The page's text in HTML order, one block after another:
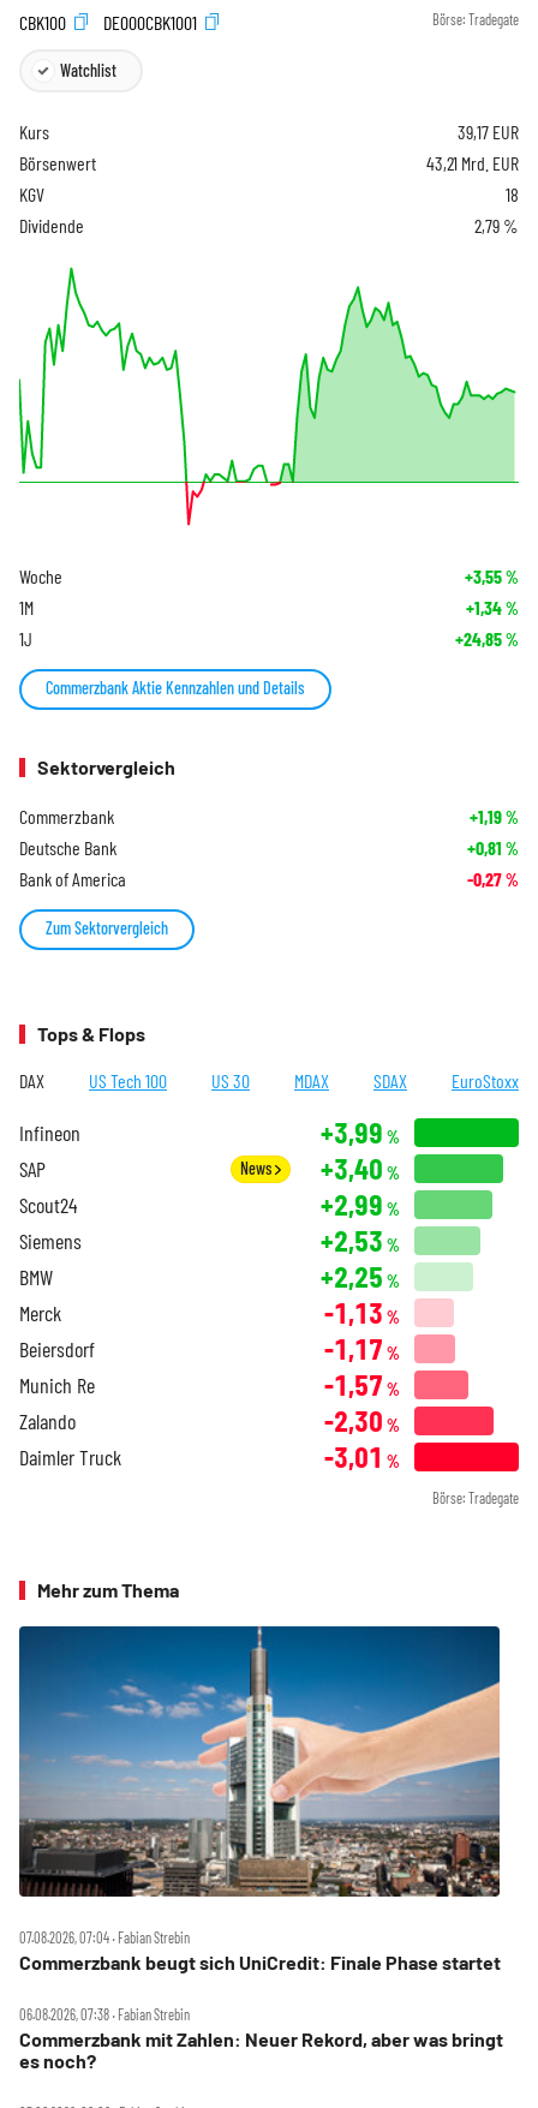
CBK100
DE000CBK1001 Börse: Tradegate
Watchlist
Kurs 39,17 EUR
Börsenwert
43,21 Mrd. EUR
KGV
18
Dividende
2,79 %
Woche +3,55%
1M +1,34%
1J +24,85%
Commerzbank Aktie Kennzahlen und Details
Sektorvergleich
Commerzbank +1,19%
Deutsche Bank +0,81 %
Bank of America -0,27%
Zum Sektorvergleich
Tops & Flops
DAX US Tech 100 US 30 MDAX SDAX EuroStoxx
Infineon +3,99 %
SAP News +3,40 %
Scout24 +2,99 %
Siemens +2,53 %
BMW +2,25 %
Merck -1,13 %
Beiersdorf -1,17 %
Munich Re -1,57 %
Zalando -2,30 %
Daimler Truck -3,01 %
Börse: Tradegate
Mehr zum Thema
07.08.2026, 07:04 ‧ Fabian Strebin
Commerzbank beugt sich UniCredit: Finale Phase startet
06.08.2026, 07:38 ‧ Fabian Strebin
Commerzbank mit Zahlen: Neuer Rekord, aber was bringt
es noch?